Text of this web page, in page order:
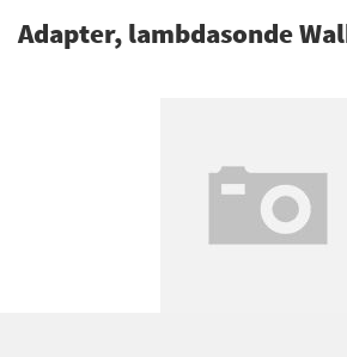
Adapter, lambdasonde